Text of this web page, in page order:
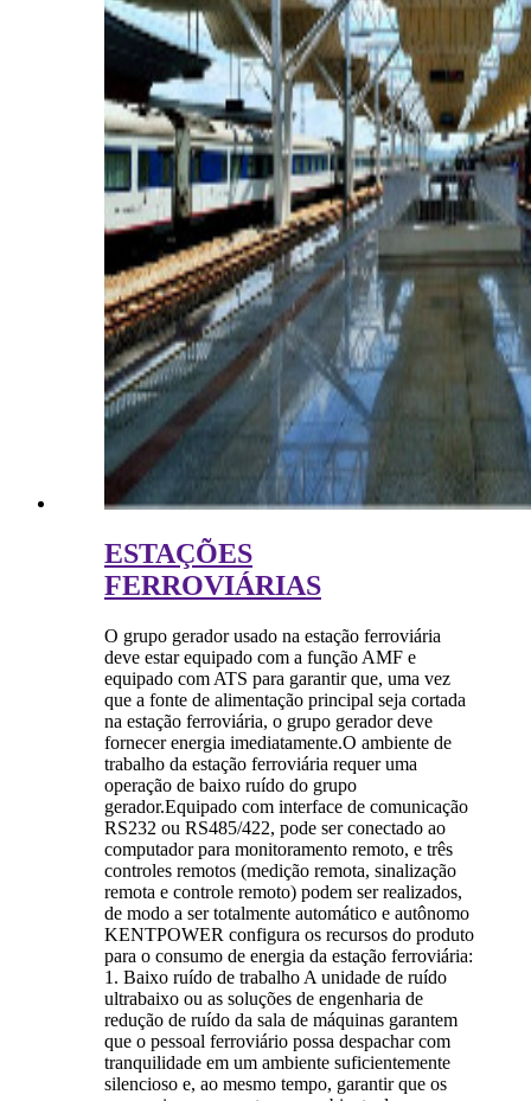
ESTAÇÕES
FERROVIÁRIAS
O grupo gerador usado na estação ferroviária
deve estar equipado com a função AMF e
equipado com ATS para garantir que, uma vez
que a fonte de alimentação principal seja cortada
na estação ferroviária, o grupo gerador deve
fornecer energia imediatamente.O ambiente de
trabalho da estação ferroviária requer uma
operação de baixo ruído do grupo
gerador.Equipado com interface de comunicação
RS232 ou RS485/422, pode ser conectado ao
computador para monitoramento remoto, e três
controles remotos (medição remota, sinalização
remota e controle remoto) podem ser realizados,
de modo a ser totalmente automático e autônomo
KENTPOWER configura os recursos do produto
para o consumo de energia da estação ferroviária:
1. Baixo ruído de trabalho A unidade de ruído
ultrabaixo ou as soluções de engenharia de
redução de ruído da sala de máquinas garantem
que o pessoal ferroviário possa despachar com
tranquilidade em um ambiente suficientemente
silencioso e, ao mesmo tempo, garantir que os